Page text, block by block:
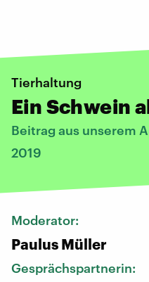
Tierhaltung
Ein Schwein
Beitrag aus unserem
2019
Moderator:
Paulus Müller
Gesprächspartnerin: